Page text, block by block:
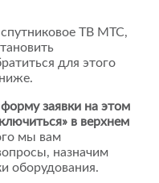
ТВ МТС,
для этого
заявки на этом
в верхнем
мы вам
назначим
оборудования.